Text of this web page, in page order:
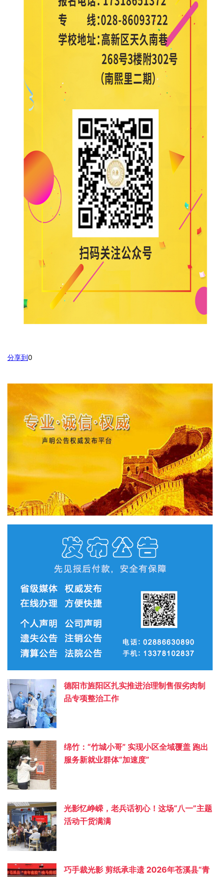
分享到0
德阳市旌阳区扎实推进治理制售假劣肉制
品专项整治工作
绵竹：“竹城小哥” 实现小区全域覆盖 跑出
服务新就业群体“加速度”
光影忆峥嵘，老兵话初心！这场“八一”主题
活动干货满满
巧手裁光影 剪纸承非遗 2026年苍溪县“青